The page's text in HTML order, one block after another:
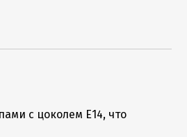
с цоколем Е14, что